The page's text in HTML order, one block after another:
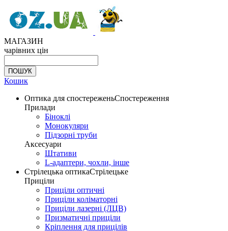
МАГАЗИН
чарівних цін
Кошик
Оптика для спостереженьСпостереження
Прилади
Біноклі
Монокуляри
Підзорні труби
Аксесуари
Штативи
L-адаптери, чохли, інше
Стрілецька оптикаСтрілецьке
Приціли
Приціли оптичні
Приціли коліматорні
Приціли лазерні (ЛЦВ)
Призматичні приціли
Кріплення для прицілів